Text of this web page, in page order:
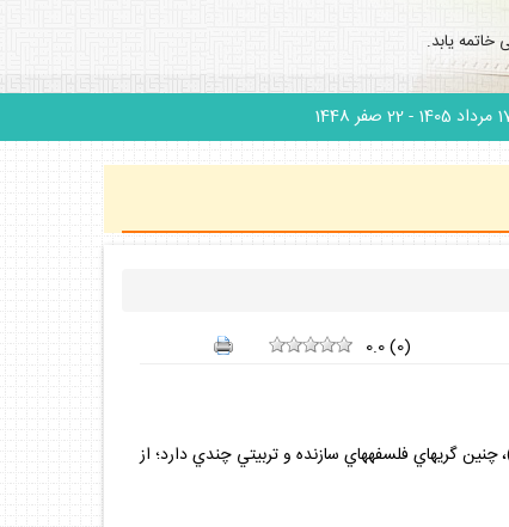
يابد.
- 22 صفر 1448
0.0(0)
گريه‏اي فلسفه‏هاي سازنده و تربيتي چندي دارد؛ از